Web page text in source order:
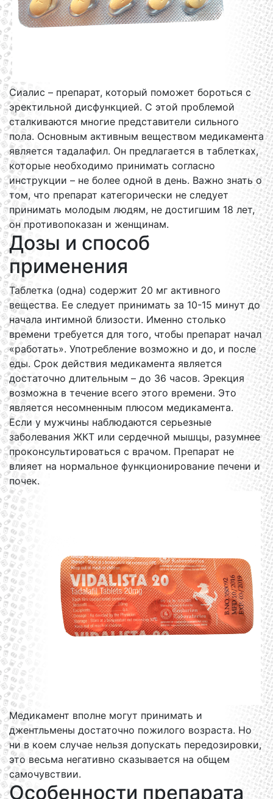
Сиалис – препарат, который поможет бороться с
эректильной дисфункцией. С этой проблемой
сталкиваются многие представители сильного
пола. Основным активным веществом медикамента
является тадалафил. Он предлагается в таблетках,
которые необходимо принимать согласно
инструкции – не более одной в день. Важно знать о
том, что препарат категорически не следует
принимать молодым людям, не достигшим 18 лет,
он противопоказан и женщинам.
Дозы и способ
применения
Таблетка (одна) содержит 20 мг активного
вещества. Ее следует принимать за 10-15 минут до
начала интимной близости. Именно столько
времени требуется для того, чтобы препарат начал
«работать». Употребление возможно и до, и после
еды. Срок действия медикамента является
достаточно длительным – до 36 часов. Эрекция
возможна в течение всего этого времени. Это
является несомненным плюсом медикамента.
Если у мужчины наблюдаются серьезные
заболевания ЖКТ или сердечной мышцы, разумнее
проконсультироваться с врачом. Препарат не
влияет на нормальное функционирование печени и
почек.
Медикамент вполне могут принимать и
джентльмены достаточно пожилого возраста. Но
ни в коем случае нельзя допускать передозировки,
это весьма негативно сказывается на общем
самочувствии.
Особенности препарата